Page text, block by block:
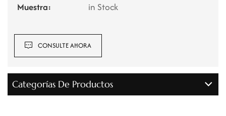
Muestra:
in Stock
CONSULTE AHORA
Categorías De Productos